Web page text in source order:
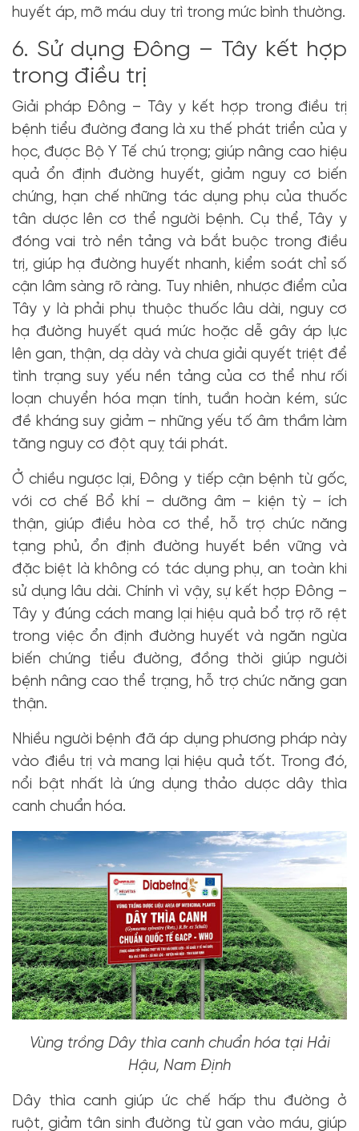
huyết áp, mỡ máu duy trì trong mức bình thường.
6. Sử dụng Đông – Tây kết hợp
trong điều trị
Giải pháp Đông – Tây y kết hợp trong điều trị
bệnh tiểu đường đang là xu thế phát triển của y
học, được Bộ Y Tế chú trọng; giúp nâng cao hiệu
quả ổn định đường huyết, giảm nguy cơ biến
chứng, hạn chế những tác dụng phụ của thuốc
tân dược lên cơ thể người bệnh. Cụ thể, Tây y
đóng vai trò nền tảng và bắt buộc trong điều
trị, giúp hạ đường huyết nhanh, kiểm soát chỉ số
cận lâm sàng rõ ràng. Tuy nhiên, nhược điểm của
Tây y là phải phụ thuộc thuốc lâu dài, nguy cơ
hạ đường huyết quá mức hoặc dễ gây áp lực
lên gan, thận, dạ dày và chưa giải quyết triệt để
tình trạng suy yếu nền tảng của cơ thể như rối
loạn chuyển hóa mạn tính, tuần hoàn kém, sức
đề kháng suy giảm – những yếu tố âm thầm làm
tăng nguy cơ đột quỵ tái phát.
Ở chiều ngược lại, Đông y tiếp cận bệnh từ gốc,
với cơ chế Bổ khí – dưỡng âm – kiện tỳ – ích
thận, giúp điều hòa cơ thể, hỗ trợ chức năng
tạng phủ, ổn định đường huyết bền vững và
đặc biệt là không có tác dụng phụ, an toàn khi
sử dụng lâu dài. Chính vì vậy, sự kết hợp Đông –
Tây y đúng cách mang lại hiệu quả bổ trợ rõ rệt
trong việc ổn định đường huyết và ngăn ngừa
biến chứng tiểu đường, đồng thời giúp người
bệnh nâng cao thể trạng, hỗ trợ chức năng gan
thận.
Nhiều người bệnh đã áp dụng phương pháp này
vào điều trị và mang lại hiệu quả tốt. Trong đó,
nổi bật nhất là ứng dụng thảo dược dây thìa
canh chuẩn hóa.
Vùng trồng Dây thìa canh chuẩn hóa tại Hải
Hậu, Nam Định
Dây thìa canh giúp ức chế hấp thu đường ở
ruột, giảm tân sinh đường từ gan vào máu, giúp